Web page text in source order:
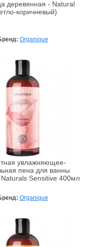
деревянная - Natural
коричневый)
Organique
увлажняющее-
пена для ванны
Sensitive 400мл
Organique